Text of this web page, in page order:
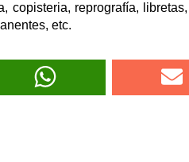
copisteria, reprografía,
etc.